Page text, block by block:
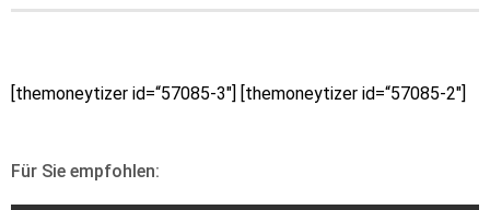
[themoneytizer id=“57085-3″] [themoneytizer id=“57085-2″]
Für Sie empfohlen: